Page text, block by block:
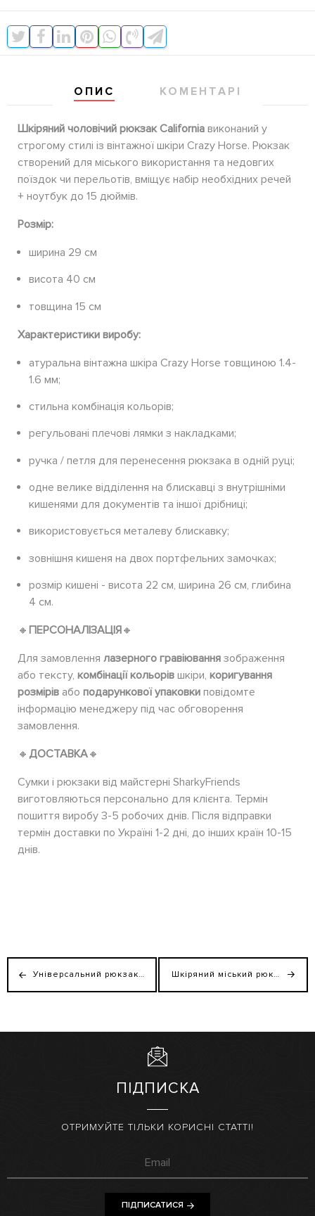
ОПИС КОМЕНТАРІ
Шкіряний чоловічий рюкзак California виконаний у
строгому стилі із вінтажної шкіри Crazy Horse. Рюкзак
створений для міського використання та недовгих
поїздок чи перельотів, вміщує набір необхідних речей
+ ноутбук до 15 дюймів.
Розмір:
ширина 29 см
висота 40 см
товщина 15 см
Характеристики виробу:
атуральна вінтажна шкіра Crazy Horse товщиною 1.4-
1.6 мм;
стильна комбінація кольорів;
регульовані плечові лямки з накладками;
ручка / петля для перенесення рюкзака в одній руці;
одне велике відділення на блискавці з внутрішніми
кишенями для документів та іншої дрібниці;
використовується металеву блискавку;
зовнішня кишеня на двох портфельних замочках;
розмір кишені - висота 22 см, ширина 26 см, глибина
4 см.
🔸 ПЕРСОНАЛІЗАЦІЯ🔸
Для замовлення лазерного гравіювання зображення
або тексту, комбінації кольорів шкіри, коригування
розмірів або подарункової упаковки повідомте
інформацію менеджеру під час обговорення
замовлення.
🔸 ДОСТАВКА🔸
Сумки і рюкзаки від майстерні SharkyFriends
виготовляються персонально для клієнта. Термін
пошиття виробу 3-5 робочих днів. Після відправки
термін доставки по Україні 1-2 дні, до інших країн 10-15
днів.
Універсальний рюкзак Salvador із натуральної шкіри Шкіряний міський рюкзак Каліфорнія для ноутбука
ПІДПИСКА
ОТРИМУЙТЕ ТІЛЬКИ КОРИСНІ СТАТТІ!
ПІДПИСАТИСЯ